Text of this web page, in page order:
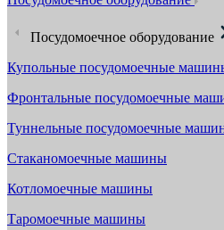
Посудомоечное оборудование
Купольные посудомоечные
Фронтальные посудомоечные
Туннельные посудомоечные
Стаканомоечные машины
Котломоечные машины
Таромоечные машины